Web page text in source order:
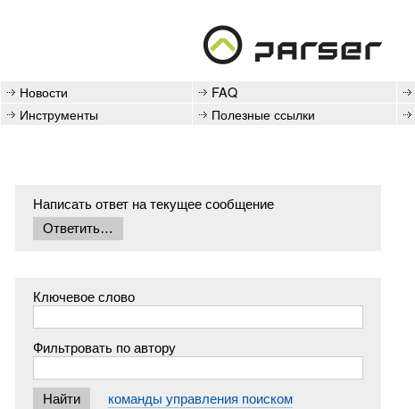
Новости FAQ
Инструменты
Полезные ссылки
Написать ответ на текущее сообщение
Ключевое слово
Фильтровать по автору
команды управления поиском